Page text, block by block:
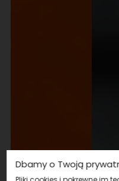
Dbamy o Twoją